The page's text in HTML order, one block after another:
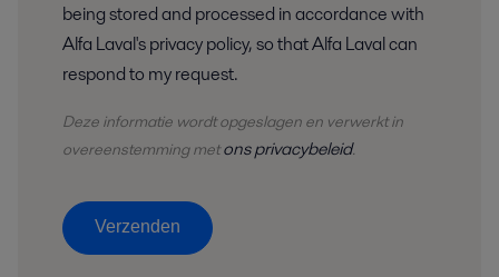
being stored and processed in accordance with
Alfa Laval's privacy policy, so that Alfa Laval can
respond to my request.
Deze informatie wordt opgeslagen en verwerktin
overeenstemming metons privacybeleid.
Verzenden